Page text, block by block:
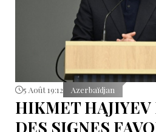
5 Août 19:12 Azerbaïdjan
HIKMET HAJIYEV
DES SIGNES